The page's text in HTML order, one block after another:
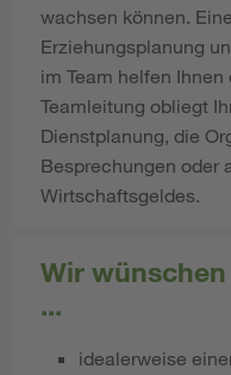
wachsen können.
Erziehungsplanung
im Team helfen
Teamleitung obliegt
Dienstplanung, die
Besprechungen oder
Wirtschaftsgeldes.
Wir
...
idealerweise